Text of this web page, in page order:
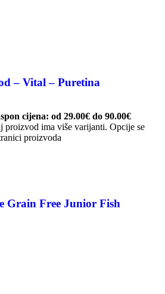
– Vital – Puretina
cijena: od 29.00€ do 90.00€
proizvod ima više varijanti. Opcije se
proizvoda
Grain Free Junior Fish